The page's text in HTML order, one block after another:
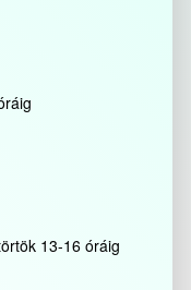
13-16 óráig